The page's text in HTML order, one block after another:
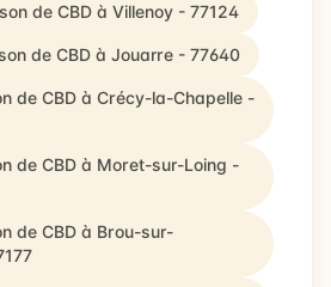
de CBD à Villenoy - 77124
de CBD à Jouarre - 77640
de CBD à Crécy-la-Chapelle -
de CBD à Moret-sur-Loing -
de CBD à Brou-sur-